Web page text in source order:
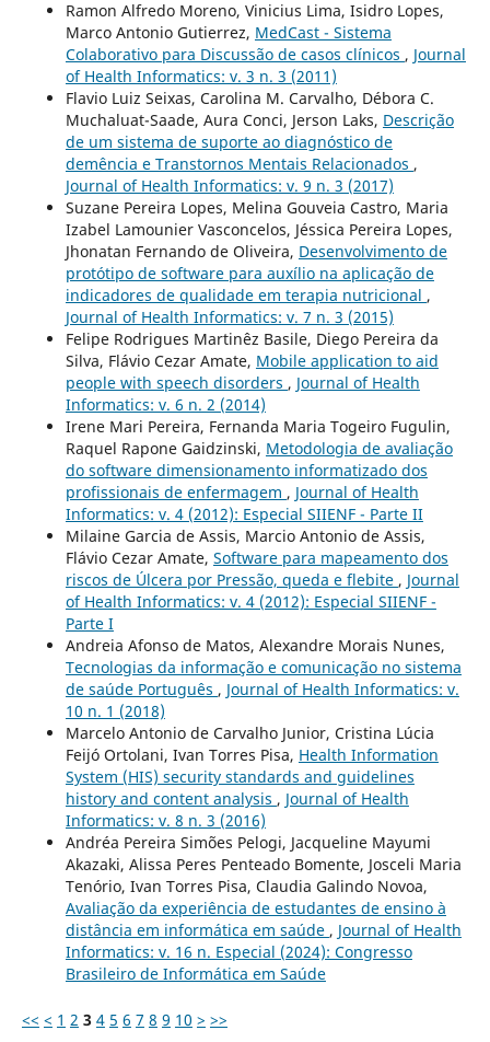
Ramon Alfredo Moreno, Vinicius Lima, Isidro Lopes,
Marco Antonio Gutierrez, MedCast - Sistema
Colaborativo para Discussão de casos clínicos , Journal
of Health Informatics: v. 3 n. 3 (2011)
Flavio Luiz Seixas, Carolina M. Carvalho, Débora C.
Muchaluat-Saade, Aura Conci, Jerson Laks, Descrição
de um sistema de suporte ao diagnóstico de
demência e Transtornos Mentais Relacionados ,
Journal of Health Informatics: v. 9 n. 3 (2017)
Suzane Pereira Lopes, Melina Gouveia Castro, Maria
Izabel Lamounier Vasconcelos, Jéssica Pereira Lopes,
Jhonatan Fernando de Oliveira, Desenvolvimento de
protótipo de software para auxílio na aplicação de
indicadores de qualidade em terapia nutricional ,
Journal of Health Informatics: v. 7 n. 3 (2015)
Felipe Rodrigues Martinêz Basile, Diego Pereira da
Silva, Flávio Cezar Amate, Mobile application to aid
people with speech disorders , Journal of Health
Informatics: v. 6 n. 2 (2014)
Irene Mari Pereira, Fernanda Maria Togeiro Fugulin,
Raquel Rapone Gaidzinski, Metodologia de avaliação
do software dimensionamento informatizado dos
profissionais de enfermagem , Journal of Health
Informatics: v. 4 (2012): Especial SIIENF - Parte II
Milaine Garcia de Assis, Marcio Antonio de Assis,
Flávio Cezar Amate, Software para mapeamento dos
riscos de Úlcera por Pressão, queda e flebite , Journal
of Health Informatics: v. 4 (2012): Especial SIIENF -
Parte I
Andreia Afonso de Matos, Alexandre Morais Nunes,
Tecnologias da informação e comunicação no sistema
de saúde Português , Journal of Health Informatics: v.
10 n. 1 (2018)
Marcelo Antonio de Carvalho Junior, Cristina Lúcia
Feijó Ortolani, Ivan Torres Pisa, Health Information
System (HIS) security standards and guidelines
history and content analysis , Journal of Health
Informatics: v. 8 n. 3 (2016)
Andréa Pereira Simões Pelogi, Jacqueline Mayumi
Akazaki, Alissa Peres Penteado Bomente, Josceli Maria
Tenório, Ivan Torres Pisa, Claudia Galindo Novoa,
Avaliação da experiência de estudantes de ensino à
distância em informática em saúde , Journal of Health
Informatics: v. 16 n. Especial (2024): Congresso
Brasileiro de Informática em Saúde
<< < 1 2 3 4 5 6 7 8 9 10 > >>